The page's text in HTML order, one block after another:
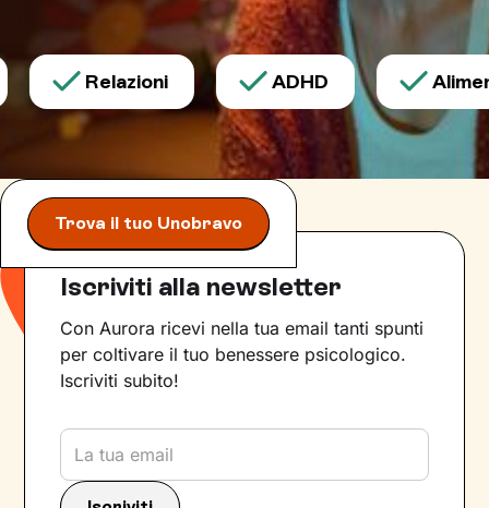
Relazioni ADHD
Trova il tuo Unobravo
Iscriviti alla newsletter
Con Aurora ricevi nella tua email tanti spunti
per coltivare il tuo benessere psicologico.
Iscriviti subito!